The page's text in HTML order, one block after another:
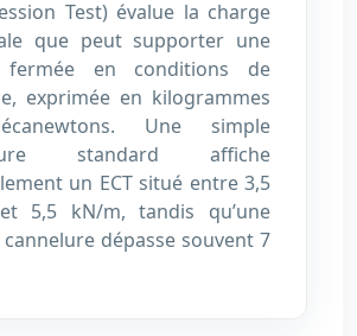
Test) évalue la charge
que peut supporter une
fermée en conditions de
exprimée en kilogrammes
Une simple
standard affiche
un ECT situé entre 3,5
5,5 kN/m, tandis qu’une
dépasse souvent 7